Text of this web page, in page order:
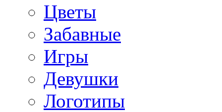
Цветы
Забавные
Игры
Девушки
Логотипы